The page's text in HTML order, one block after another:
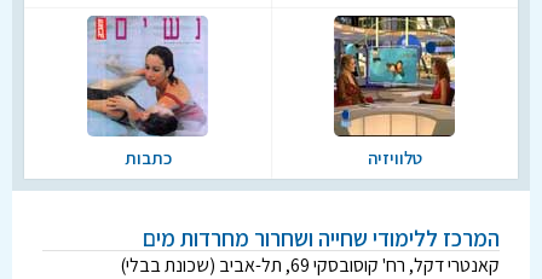
טלוויזיה כתבות
המרכז ללימודי שחייה ושחרור מחרדות מים
קאנטרי דקל, רח' קוסובסקי 69, תל-אביב (שכונת בבלי)